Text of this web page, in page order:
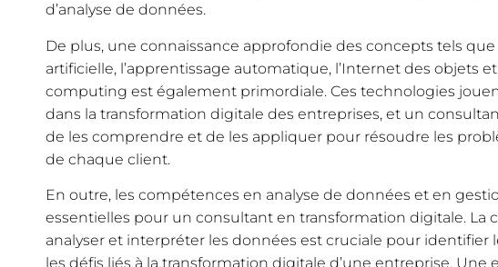
d’analyse de données.
De plus, une connaissance approfondie des concepts tels que
artificielle, l’apprentissage automatique, l’Internet des objets
computing est également primordiale. Ces technologies
dans la transformation digitale des entreprises, et un
de les comprendre et de les appliquer pour résoudre les
de chaque client.
En outre, les compétences en analyse de données et en
essentielles pour un consultant en transformation digitale. La
analyser et interpréter les données est cruciale pour identifier
les défis liés à la transformation digitale d’une entreprise. Une